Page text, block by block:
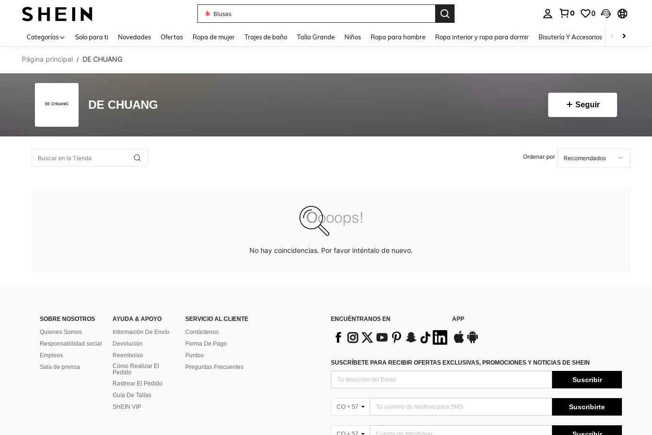
Blusas
0 0
Categorías Solo para ti Novedades Ofertas Ropa de mujer Trajes de baño Talla Grande Niños Ropa para hombre Ropa interior y ropa para dormir Bisutería Y Accesorios Zapatos
Página principal / DE CHUANG
DE CHUANG Seguir
Ordenar por
No hay coincidencias. Por favor inténtalo de nuevo.
SOBRE NOSOTROS
Quienes Somos
Responsabilidad social
Empleos
Sala de prensa
AYUDA & APOYO
Información De Envío
Devolución
Reembolso
Cómo Realizar El
Pedido
Rastrear El Pedido
Guía De Tallas
SHEIN VIP
SERVICIO AL CLIENTE
Contáctenos
Forma De Pago
Puntos
Preguntas Frecuentes
ENCUÉNTRANOS EN APP
SUSCRÍBETE PARA RECIBIR OFERTAS EXCLUSIVAS, PROMOCIONES Y NOTICIAS DE SHEIN
Suscribir
CO + 57 Suscribirte